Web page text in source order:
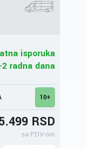
isporuka
radna dana
10+
RSD
sa PDV-om